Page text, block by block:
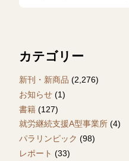
カテゴリー
新刊・新商品 (2,276)
お知らせ (1)
書籍 (127)
就労継続支援A型事業所 (4)
パラリンピック (98)
レポート (33)